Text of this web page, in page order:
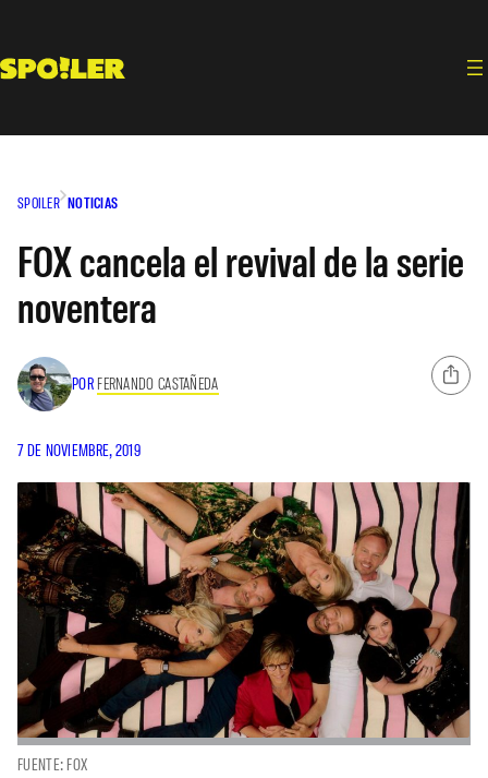
contenido
SPOILER NOTICIAS
FOX cancela el revival de la serie
noventera
POR FERNANDO CASTAÑEDA
7 DE NOVIEMBRE, 2019
FUENTE: FOX